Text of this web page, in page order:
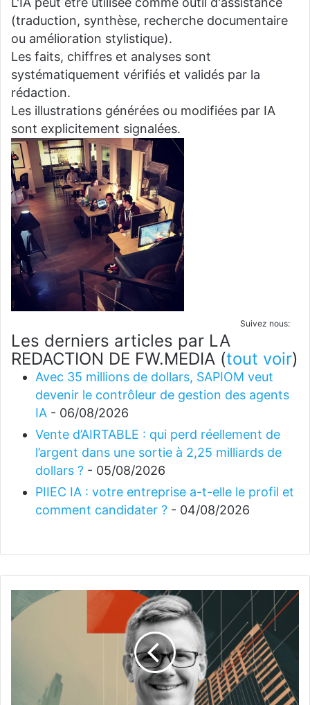
(traduction, synthèse, recherche documentaire
ou amélioration stylistique).
Les faits, chiffres et analyses sont
systématiquement vérifiés et validés par la
rédaction.
Les illustrations générées ou modifiées par IA
sont explicitement signalées.
Suivez nous:
Les derniers articles par LA
REDACTION DE FW.MEDIA (tout voir)
Avec 35 millions de dollars, SAPIOM veut
devenir le contrôleur de gestion des agents
IA - 06/08/2026
Vente d’AIRTABLE : qui perd réellement de
l’argent dans une sortie à 2,25 milliards de
dollars ? - 05/08/2026
PIIEC IA : votre entreprise a-t-elle le profil et
comment candidater ? - 04/08/2026